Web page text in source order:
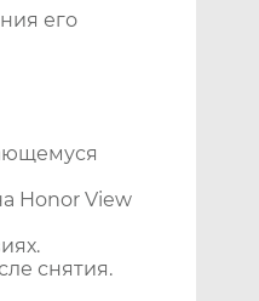
его
Honor View
снятия.